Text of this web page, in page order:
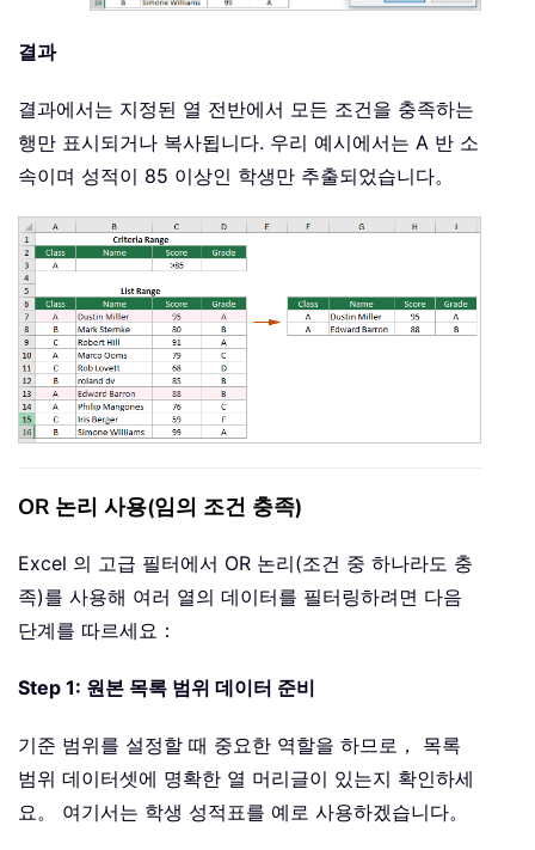
결과
결과에서는 지정된 열 전반에서 모든 조건을 충족하는
행만 표시되거나 복사됩니다. 우리 예시에서는 A 반 소
속이며 성적이 85 이상인 학생만 추출되었습니다。
OR 논리 사용(임의 조건 충족)
Excel 의 고급 필터에서 OR 논리(조건 중 하나라도 충
족)를 사용해 여러 열의 데이터를 필터링하려면 다음
단계를 따르세요：
Step 1: 원본 목록 범위 데이터 준비
기준 범위를 설정할 때 중요한 역할을 하므로， 목록
범위 데이터셋에 명확한 열 머리글이 있는지 확인하세
요。 여기서는 학생 성적표를 예로 사용하겠습니다。